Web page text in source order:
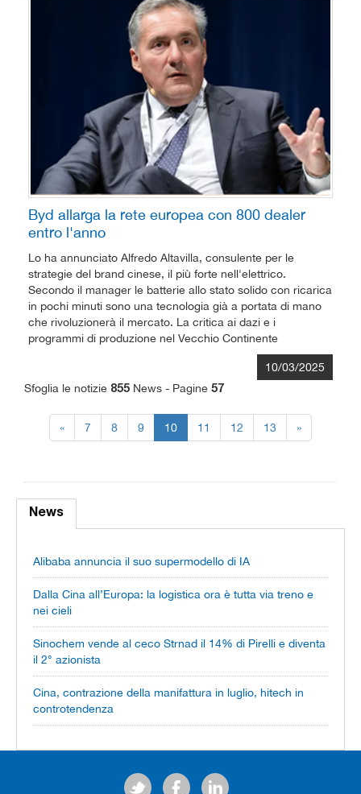
Byd allarga la rete europea con 800 dealer
entro l'anno
Lo ha annunciato Alfredo Altavilla, consulente per le
strategie del brand cinese, il più forte nell'elettrico.
Secondo il manager le batterie allo stato solido con ricarica
in pochi minuti sono una tecnologia già a portata di mano
che rivoluzionerà il mercato. La critica ai dazi e i
programmi di produzione nel Vecchio Continente
10/03/2025
Sfoglia le notizie 855 News - Pagine 57
« 7 8 9 10 11 12 13 »
News
Alibaba annuncia il suo supermodello di IA
Dalla Cina all’Europa: la logistica ora è tutta via treno e
nei cieli
Sinochem vende al ceco Strnad il 14% di Pirelli e diventa
il 2° azionista
Cina, contrazione della manifattura in luglio, hitech in
controtendenza